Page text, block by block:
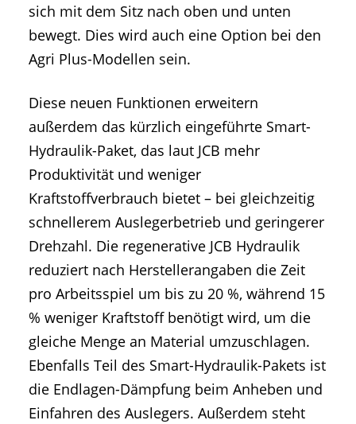
sich mit dem Sitz nach oben und unten
bewegt. Dies wird auch eine Option bei den
Agri Plus-Modellen sein.
Diese neuen Funktionen erweitern
außerdem das kürzlich eingeführte Smart-
Hydraulik-Paket, das laut JCB mehr
Produktivität und weniger
Kraftstoffverbrauch bietet – bei gleichzeitig
schnellerem Auslegerbetrieb und geringerer
Drehzahl. Die regenerative JCB Hydraulik
reduziert nach Herstellerangaben die Zeit
pro Arbeitsspiel um bis zu 20 %, während 15
% weniger Kraftstoff benötigt wird, um die
gleiche Menge an Material umzuschlagen.
Ebenfalls Teil des Smart-Hydraulik-Pakets ist
die Endlagen-Dämpfung beim Anheben und
Einfahren des Auslegers. Außerdem steht